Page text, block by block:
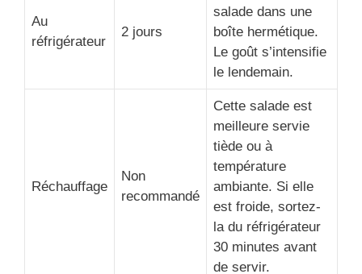
Au
réfrigérateur
2 jours
salade dans une
boîte hermétique.
Le goût s’intensifie
le lendemain.
Réchauffage
Non
recommandé
Cette salade est
meilleure servie
tiède ou à
température
ambiante. Si elle
est froide, sortez-
la du réfrigérateur
30 minutes avant
de servir.